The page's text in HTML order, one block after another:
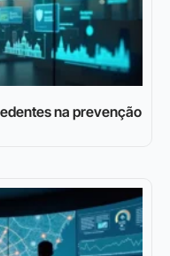
na prevenção